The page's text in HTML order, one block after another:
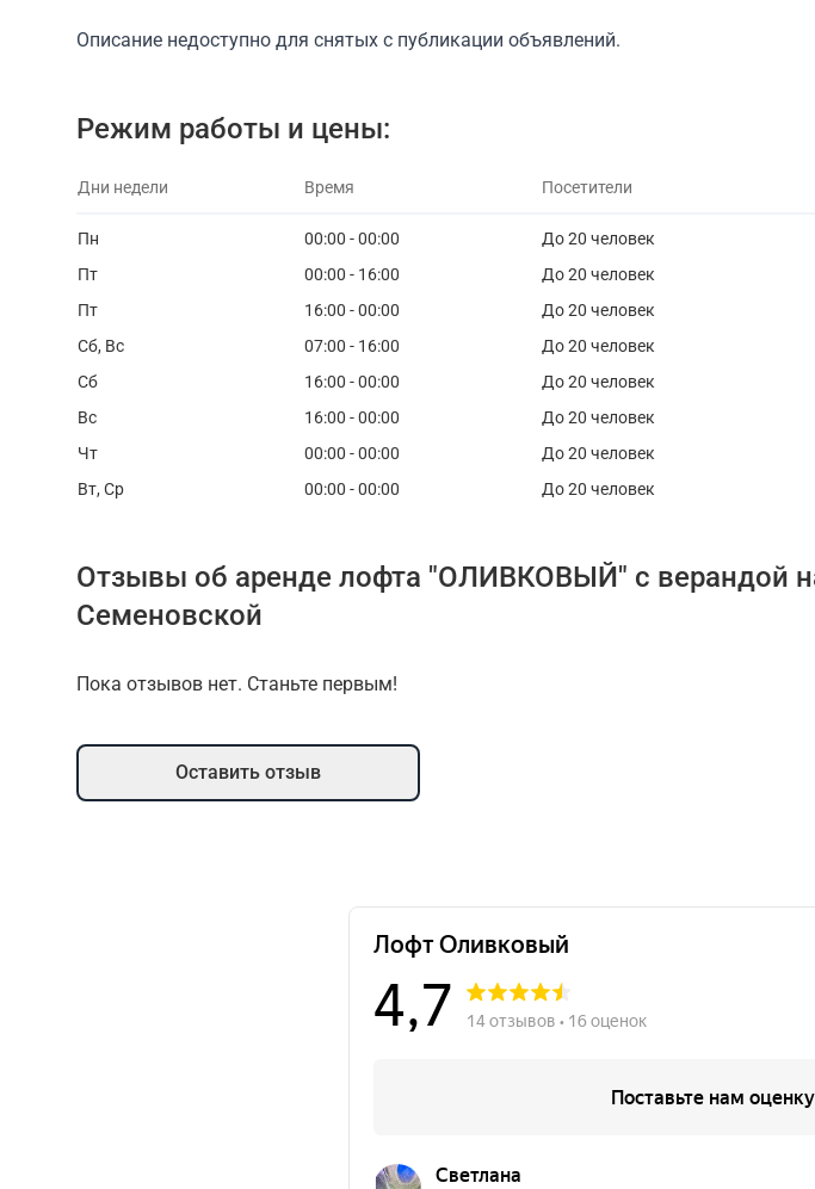
Описание недоступно для снятых с публикации объявлений.
Режим работы и цены:
Дни недели Время Посетители
Пн 00:00 - 00:00 До 20 человек
Пт
00:00 - 16:00 До 20 человек
Пт
16:00 - 00:00 До 20 человек
Сб, Вс
07:00 - 16:00 До 20 человек
Сб
16:00 - 00:00 До 20 человек
Вс
16:00 - 00:00 До 20 человек
Чт
00:00 - 00:00 До 20 человек
Вт, Ср
00:00 - 00:00 До 20 человек
Отзывы об аренде лофта "ОЛИВКОВЫЙ" с верандой
Семеновской
Пока отзывов нет. Станьте первым!
Оставить отзыв